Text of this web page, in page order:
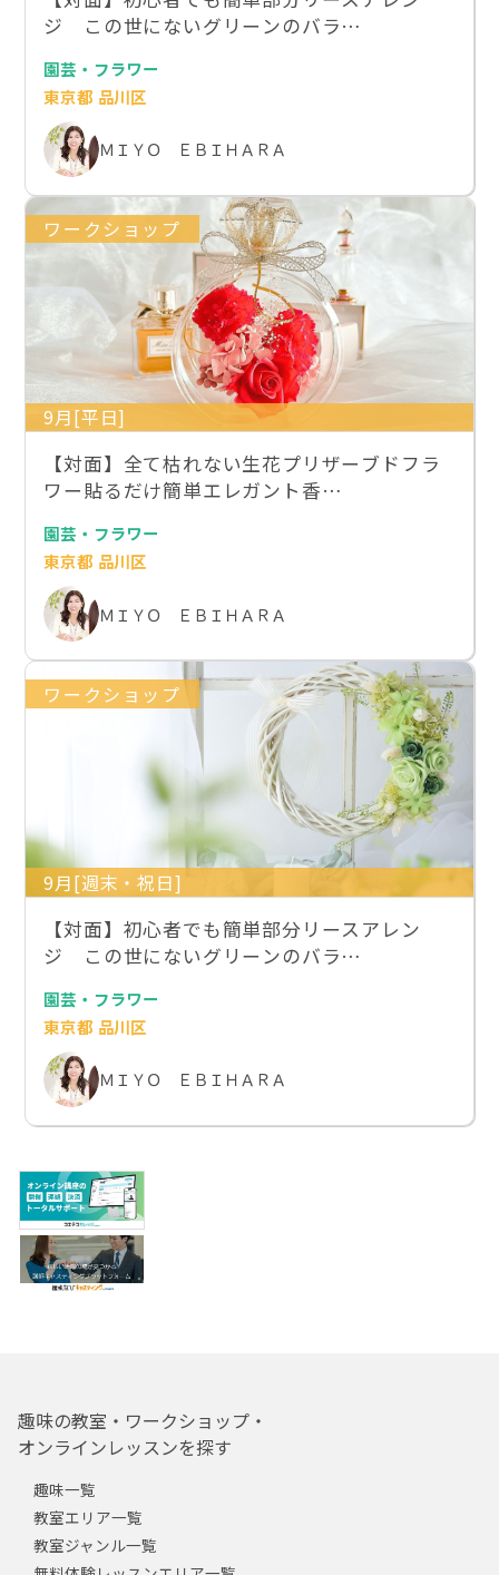
ジ この世にないグリーンのバラ…
園芸・フラワー
東京都 品川区
ＭＩＹＯ ＥＢＩＨＡＲＡ
ワークショップ
9月[平日]
【対面】全て枯れない生花プリザーブドフラ
ワー貼るだけ簡単エレガント香…
園芸・フラワー
東京都 品川区
ＭＩＹＯ ＥＢＩＨＡＲＡ
ワークショップ
9月[週末・祝日]
【対面】初心者でも簡単部分リースアレン
ジ この世にないグリーンのバラ…
園芸・フラワー
東京都 品川区
ＭＩＹＯ ＥＢＩＨＡＲＡ
趣味の教室・ワークショップ・
オンラインレッスンを探す
趣味一覧
教室エリア一覧
教室ジャンル一覧